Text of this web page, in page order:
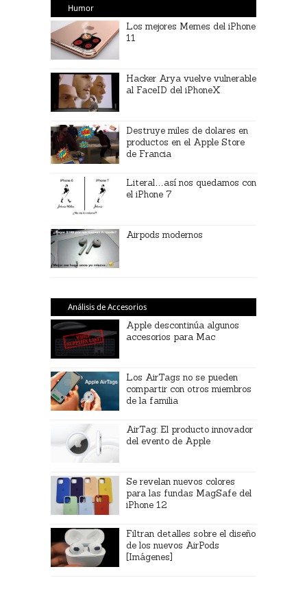
Humor
Los mejores Memes del iPhone
11
Hacker Arya vuelve vulnerable
al FaceID del iPhoneX
Destruye miles de dolares en
productos en el Apple Store
de Francia
Literal…así nos quedamos con
el iPhone 7
Airpods modernos
Análisis de Accesorios
Apple descontinúa algunos
accesorios para Mac
Los AirTags no se pueden
compartir con otros miembros
de la familia
AirTag: El producto innovador
del evento de Apple
Se revelan nuevos colores
para las fundas MagSafe del
iPhone 12
Filtran detalles sobre el diseño
de los nuevos AirPods
[Imágenes]